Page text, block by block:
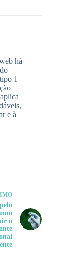
há
1
e à
o